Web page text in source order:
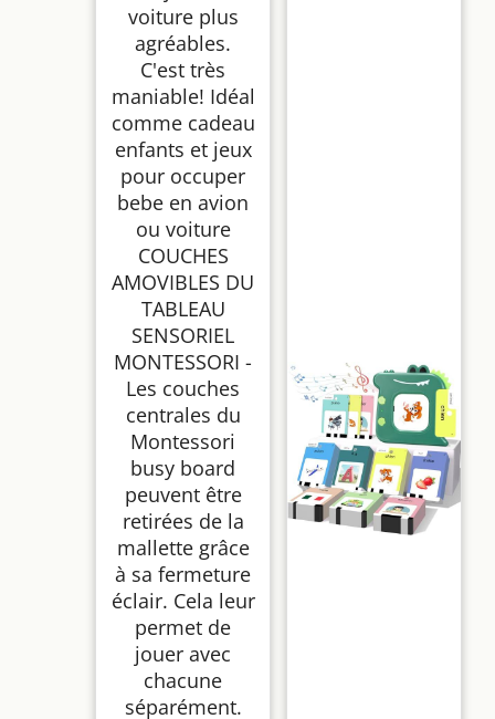
voiture plus
agréables.
C'est très
maniable! Idéal
comme cadeau
enfants et jeux
pour occuper
bebe en avion
ou voiture
COUCHES
AMOVIBLES DU
TABLEAU
SENSORIEL
MONTESSORI -
Les couches
centrales du
Montessori
busy board
peuvent être
retirées de la
mallette grâce
à sa fermeture
éclair. Cela leur
permet de
jouer avec
chacune
séparément.